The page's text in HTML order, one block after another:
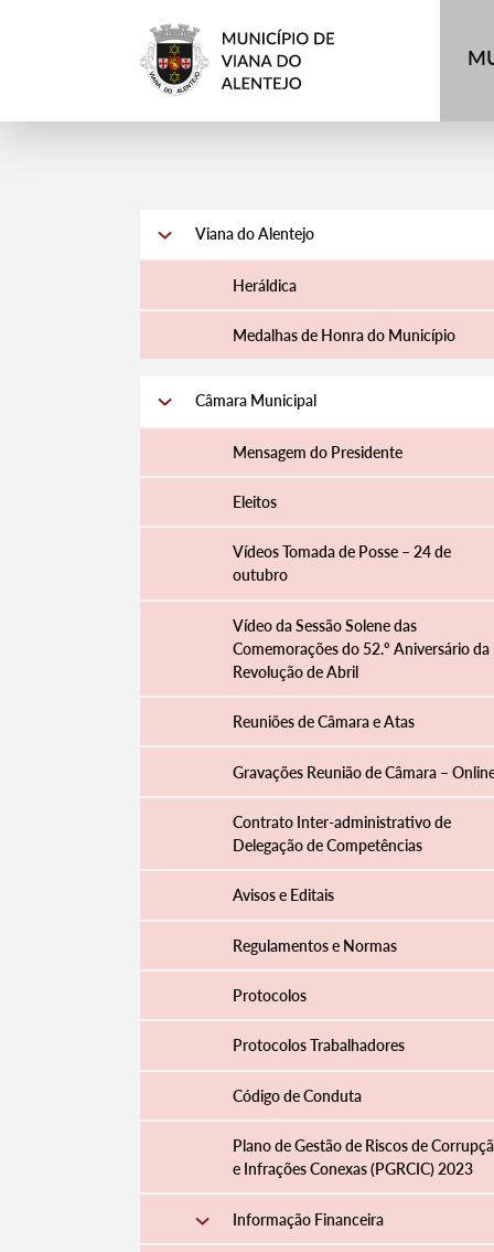
Viana do Alentejo
Heráldica
Medalhas de Honra do Município
Câmara Municipal
Mensagem do Presidente
Eleitos
Vídeos Tomada de Posse – 24 de
outubro
Vídeo da Sessão Solene das
Comemorações do 52.º Aniversário da
Revolução de Abril
Reuniões de Câmara e Atas
Gravações Reunião de Câmara –
Contrato Inter-administrativo de
Delegação de Competências
Avisos e Editais
Regulamentos e Normas
Protocolos
Protocolos Trabalhadores
Código de Conduta
Plano de Gestão de Riscos de
e Infrações Conexas (PGRCIC) 2023
Informação Financeira